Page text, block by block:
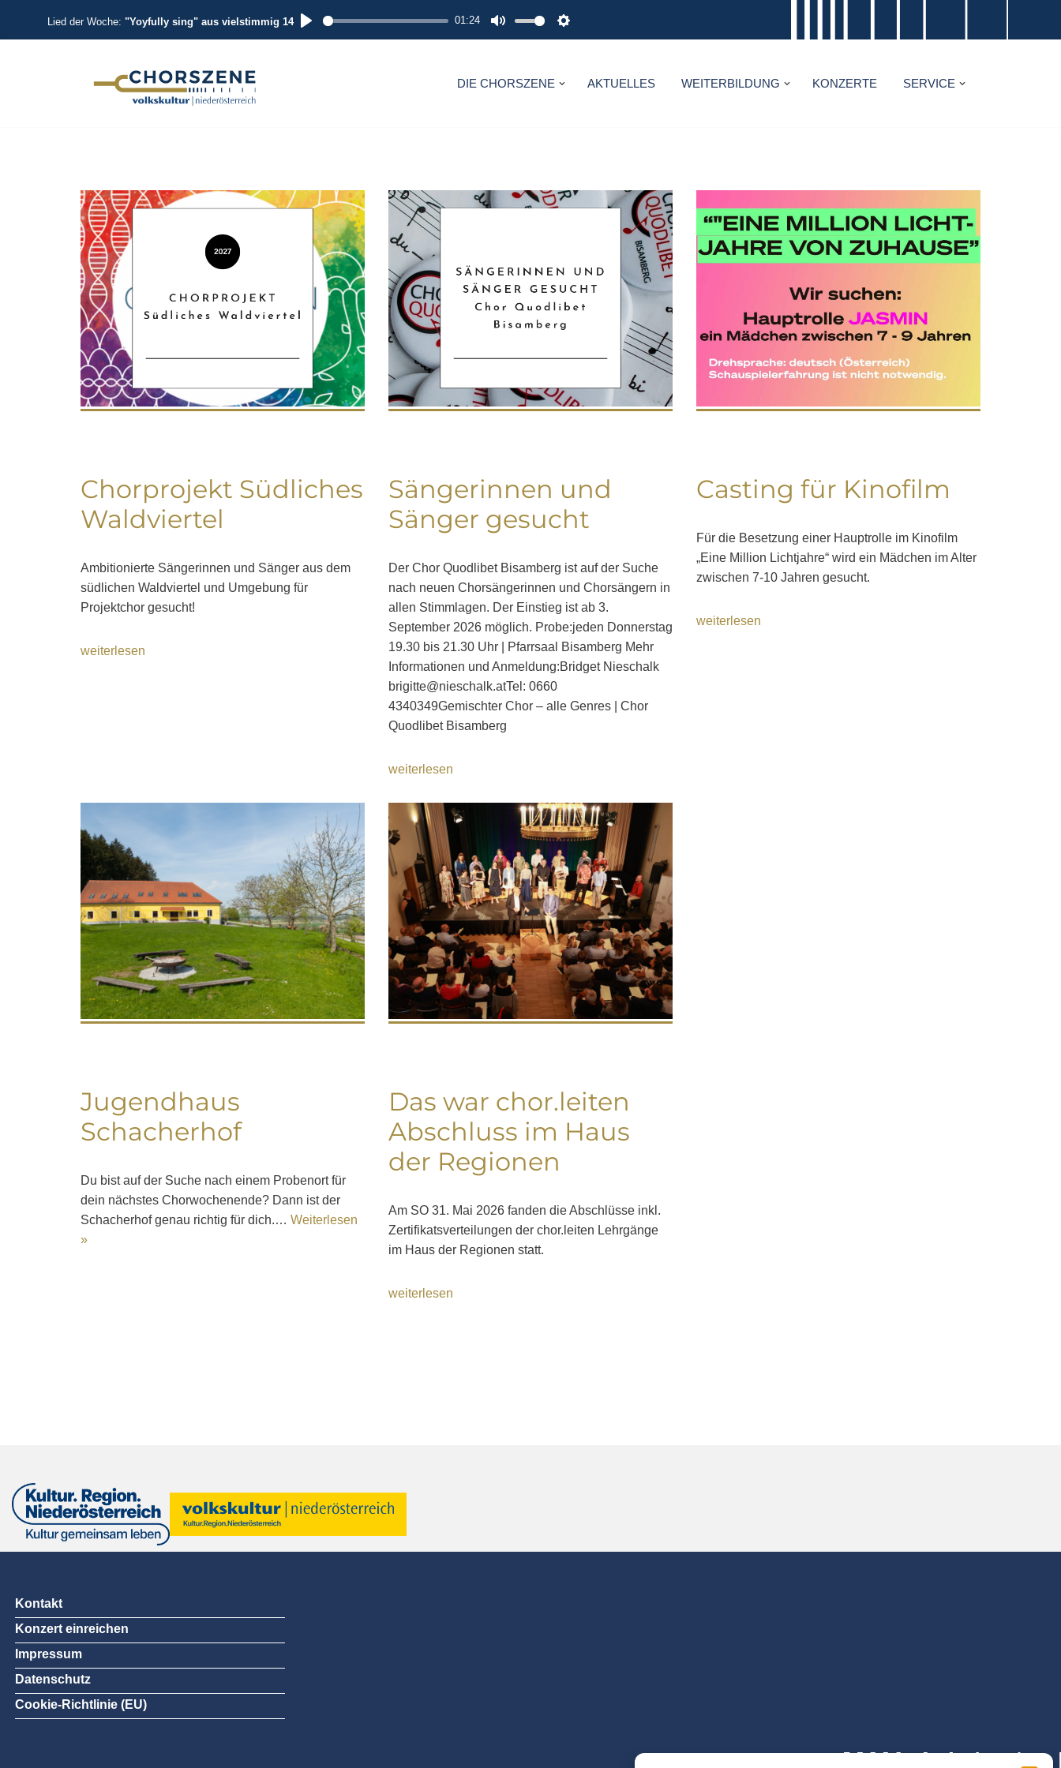
Lied der Woche: "Yoyfully sing" aus vielstimmig 14
P
01:24
M
T
S
T
S
DIE CHORSZENE AKTUELLES WEITERBILDUNG KONZERTE SERVICE
Chorprojekt Südliches
Waldviertel
Ambitionierte Sängerinnen und Sänger aus dem
südlichen Waldviertel und Umgebung für
Projektchor gesucht!
weiterlesen
Sängerinnen und
Sänger gesucht
Der Chor Quodlibet Bisamberg ist auf der Suche
nach neuen Chorsängerinnen und Chorsängern in
allen Stimmlagen. Der Einstieg ist ab 3.
September 2026 möglich. Probe:jeden Donnerstag
19.30 bis 21.30 Uhr | Pfarrsaal Bisamberg Mehr
Informationen und Anmeldung:Bridget Nieschalk
brigitte@nieschalk.atTel: 0660
4340349Gemischter Chor – alle Genres | Chor
Quodlibet Bisamberg
weiterlesen
Casting für Kinofilm
Für die Besetzung einer Hauptrolle im Kinofilm
„Eine Million Lichtjahre“ wird ein Mädchen im Alter
zwischen 7-10 Jahren gesucht.
weiterlesen
Jugendhaus
Schacherhof
Du bist auf der Suche nach einem Probenort für
dein nächstes Chorwochenende? Dann ist der
Schacherhof genau richtig für dich.… Weiterlesen
»
Das war chor.leiten
Abschluss im Haus
der Regionen
Am SO 31. Mai 2026 fanden die Abschlüsse inkl.
Zertifikatsverteilungen der chor.leiten Lehrgänge
im Haus der Regionen statt.
weiterlesen
Kontakt
Konzert einreichen
Impressum
Datenschutz
Cookie-Richtlinie (EU)